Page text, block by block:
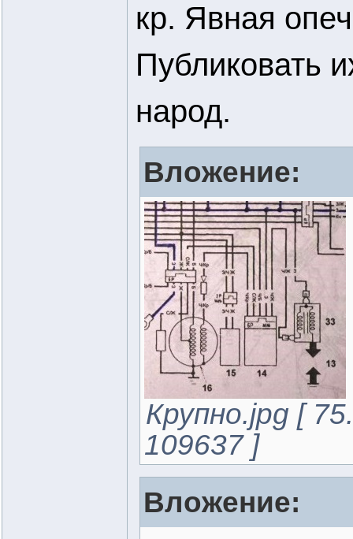
кр. Явная
Публиковать
народ.
Вложение:
Крупно.jpg [
109637 ]
Вложение: